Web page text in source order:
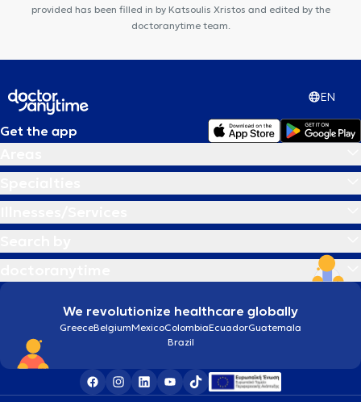
provided has been filled in by Katsoulis Xristos and edited by the
doctoranytime team.
EN
Get the app
We revolutionize healthcare globally
GreeceBelgiumMexicoColombiaEcuadorGuatemala
Brazil